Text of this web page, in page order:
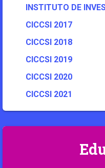
INSTITUTO DE
CICCSI 2017
CICCSI 2018
CICCSI 2019
CICCSI 2020
CICCSI 2021